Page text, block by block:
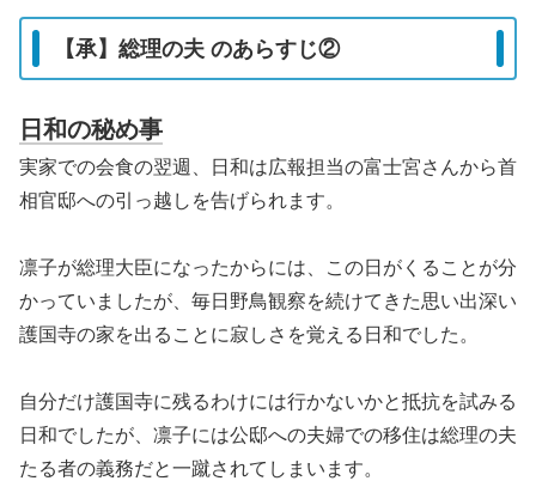
【承】総理の夫 のあらすじ②
日和の秘め事
実家での会食の翌週、日和は広報担当の富士宮さんから首
相官邸への引っ越しを告げられます。
凛子が総理大臣になったからには、この日がくることが分
かっていましたが、毎日野鳥観察を続けてきた思い出深い
護国寺の家を出ることに寂しさを覚える日和でした。
自分だけ護国寺に残るわけには行かないかと抵抗を試みる
日和でしたが、凛子には公邸への夫婦での移住は総理の夫
たる者の義務だと一蹴されてしまいます。